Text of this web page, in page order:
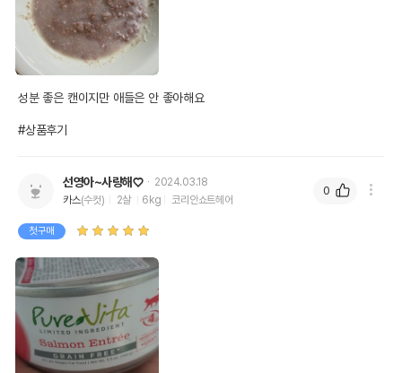
성분 좋은 캔이지만 애들은 안 좋아해요
#상품후기
선영아~사랑해♡
2024.03.18
카스(수컷) 2살 6kg 코리안쇼트헤어
첫구매
0